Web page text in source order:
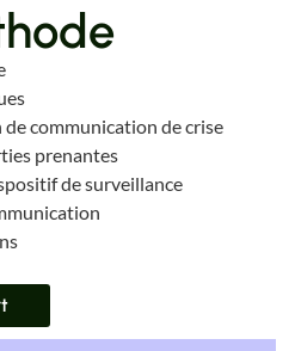
de communication de crise
prenantes
de surveillance